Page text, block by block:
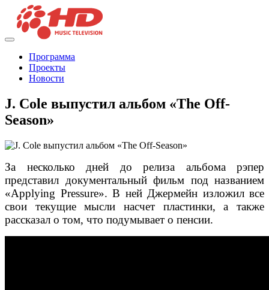
Программа
Проекты
Новости
J. Cole выпустил альбом «The Off-
Season»
За несколько дней до релиза альбома рэпер
представил документальный фильм под названием
«Applying Pressure». В ней Джермейн изложил все
свои текущие мысли насчет пластинки, а также
рассказал о том, что подумывает о пенсии.